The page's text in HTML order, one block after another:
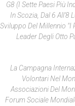
G8 (i Sette Paesi Più
In Scozia, Dal 6 All’8
Sviluppo Del Millennio "I
Leader Degli Otto
La Campagna
Volontari Nel
Associazioni Del
Forum Sociale